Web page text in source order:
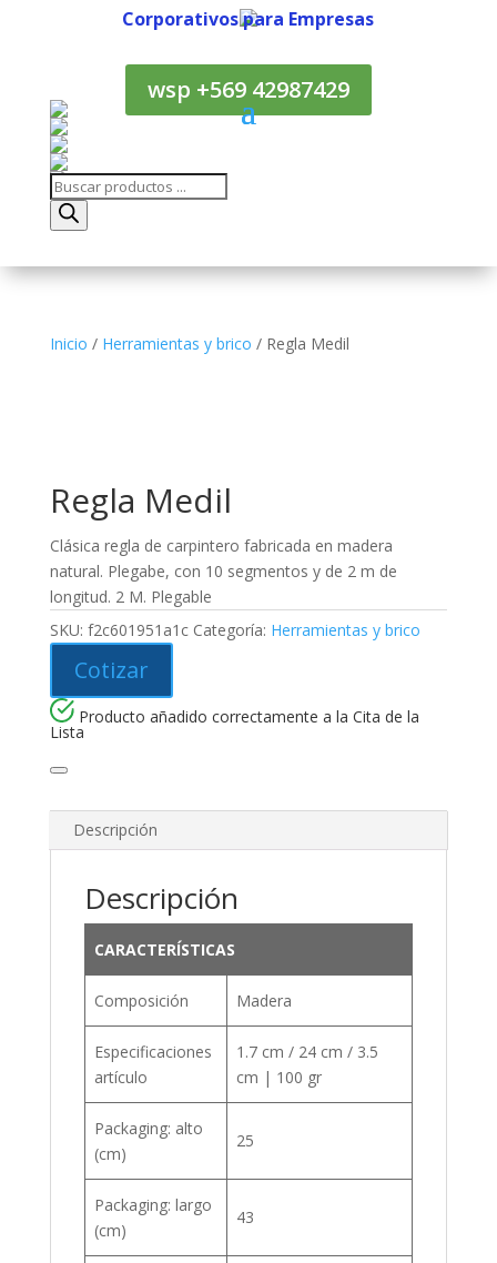
Corporativos para Empresas
wsp +569 42987429
Búsqueda
de
productos
Inicio / Herramientas y brico / Regla Medil
Regla Medil
Clásica regla de carpintero fabricada en madera
natural. Plegabe, con 10 segmentos y de 2 m de
longitud. 2 M. Plegable
SKU: f2c601951a1c Categoría: Herramientas y brico
Cotizar
Producto añadido correctamente a la Cita de la
Lista
Descripción
Descripción
CARACTERÍSTICAS
Composición Madera
Especificaciones
artículo
1.7 cm / 24 cm / 3.5
cm | 100 gr
Packaging: alto
(cm)
25
Packaging: largo
(cm)
43